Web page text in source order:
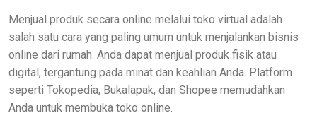
Menjual produk secara online melalui toko virtual adalah
salah satu cara yang paling umum untuk menjalankan bisnis
online dari rumah. Anda dapat menjual produk fisik atau
digital, tergantung pada minat dan keahlian Anda. Platform
seperti Tokopedia, Bukalapak, dan Shopee memudahkan
Anda untuk membuka toko online.